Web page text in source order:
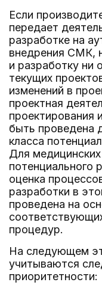
Если
передает
разработке на
внедрения СМК,
и разработку ни
текущих
изменений в
проектная
быть проведена
класса
Для
потенциального
оценка
разработки в
проведена на
процедур.
На следующем
учитываются
приоритетности: